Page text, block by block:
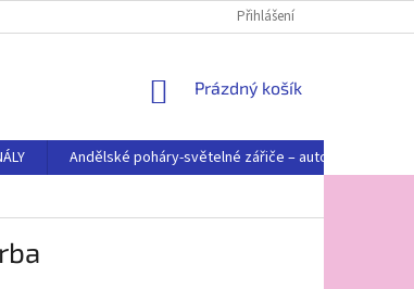
Přihlášení
NÁKUPNÍ
Prázdný košík
Andělské poháry-světelné zářiče – autorská tvorba